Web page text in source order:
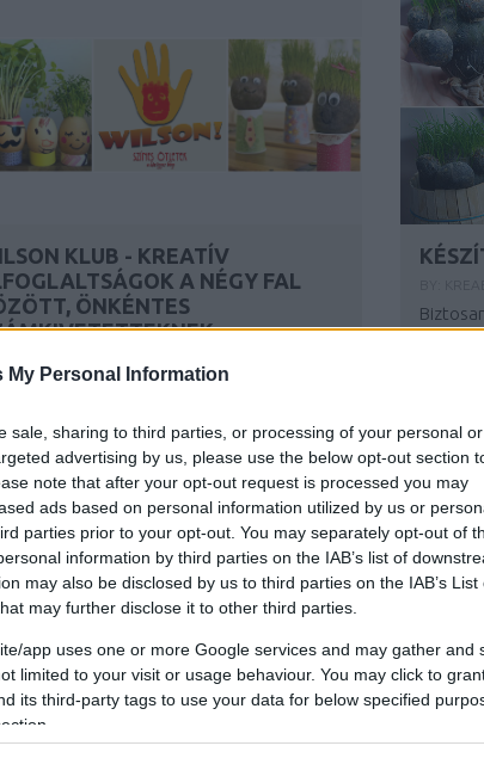
My Personal Information
sale, sharing to third parties, or processing of your personal or
advertising by us, please use the below opt-out section
note that after your opt-out request is processed you may
ads based on personal information utilized by us or
parties prior to your opt-out. You may separately opt-out of
information by third parties on the IAB’s list of
may also be disclosed by us to third parties on the IAB’s List
may further disclose it to other third parties.
app uses one or more Google services and may gather and
limited to your visit or usage behaviour. You may click to
its third-party tags to use your data for below specified
KLUB - KREATÍV
A NÉGY FAL
ÖNKÉNTES